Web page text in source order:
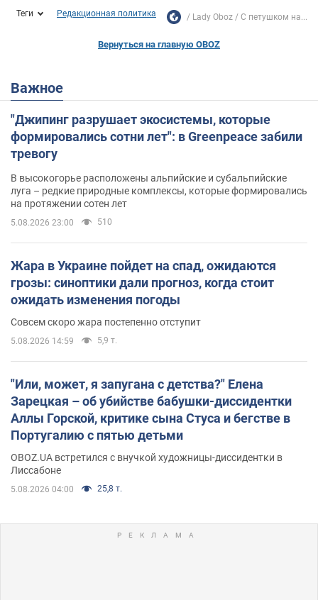
Теги Редакционная политика Lady Oboz С петушком на...
Вернуться на главную OBOZ
Важное
"Джипинг разрушает экосистемы, которые
формировались сотни лет": в Greenpeace забили
тревогу
В высокогорье расположены альпийские и субальпийские
луга – редкие природные комплексы, которые формировались
на протяжении сотен лет
5.08.2026 23:00 510
Жара в Украине пойдет на спад, ожидаются
грозы: синоптики дали прогноз, когда стоит
ожидать изменения погоды
Совсем скоро жара постепенно отступит
5.08.2026 14:59 5,9 т.
"Или, может, я запугана с детства?" Елена
Зарецкая – об убийстве бабушки-диссидентки
Аллы Горской, критике сына Стуса и бегстве в
Португалию с пятью детьми
OBOZ.UA встретился с внучкой художницы-диссидентки в
Лиссабоне
5.08.2026 04:00 25,8 т.